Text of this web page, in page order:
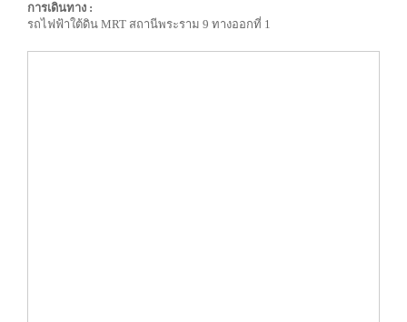
การเดินทาง :
รถไฟฟ้าใต้ดิน MRT สถานีพระราม 9 ทางออกที่ 1